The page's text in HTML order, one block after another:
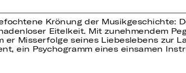
Krönung der Musikgeschichte:
Eitelkeit. Mit zunehmendem
er Misserfolge seines Liebeslebens zur
ein Psychogramm eines einsamen